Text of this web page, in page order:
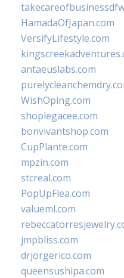
HamadaOfJapan.com
VersifyLifestyle.com
antaeuslabs.com
WishOping.com
shoplegacee.com
bonvivantshop.com
CupPlante.com
mpzin.com
stcreal.com
PopUpFlea.com
valueml.com
jmpbliss.com
drjorgerico.com
queensushipa.com